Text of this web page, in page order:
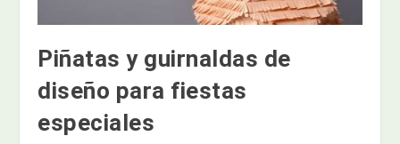
Piñatas y guirnaldas de
diseño para fiestas
especiales